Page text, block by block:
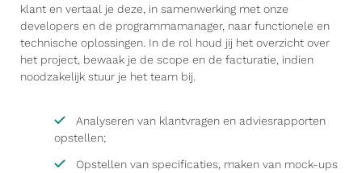
klant en vertaal je deze, in samenwerking met onze
developers en de programmamanager, naar functionele en
technische oplossingen. In de rol houd jij het overzicht over
het project, bewaak je de scope en de facturatie, indien
noodzakelijk stuur je het team bij.
Analyseren van klantvragen en adviesrapporten
opstellen;
Opstellen van specificaties, maken van mock-ups